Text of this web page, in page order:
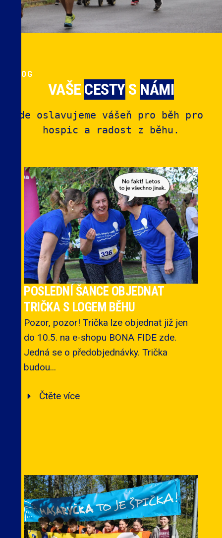
BLOG
VAŠE CESTYS NÁMI
Kde oslavujeme vášeň pro běh pro
hospic a radost z běhu.
POSLEDNÍ ŠANCE OBJEDNAT
TRIČKA S LOGEM BĚHU
Pozor, pozor! Trička lze objednat již jen
do 10.5. na e-shopu BONA FIDE zde.
Jedná se o předobjednávky. Trička
budou...
Čtěte více